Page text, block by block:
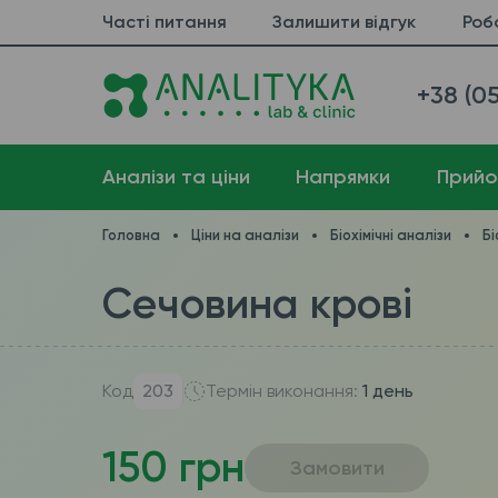
Часті питання Залишити відгук
+38
Аналізи та ціни Напрямки
Головна Ціни на аналізи Біохімічні аналізи
Сечовина крові
Код 203 Термін виконання: 1 день
150 грн Замовити